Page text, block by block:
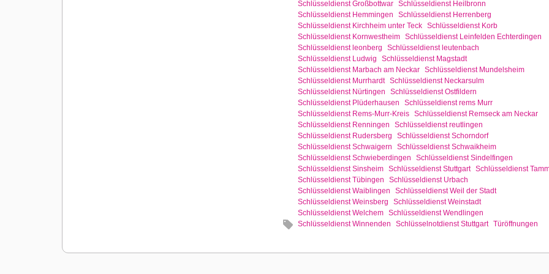
Schlüsseldienst Großbottwar Schlüsseldienst Heilbronn
Schlüsseldienst Hemmingen
Schlüsseldienst Herrenberg
Schlüsseldienst Kirchheim unter Teck Schlüsseldienst Korb
Schlüsseldienst Kornwestheim Schlüsseldienst Leinfelden Echterdingen
Schlüsseldienst leonberg
Schlüsseldienst leutenbach
Schlüsseldienst Ludwig
Schlüsseldienst Magstadt
Schlüsseldienst Marbach am Neckar Schlüsseldienst Mundelsheim
Schlüsseldienst Murrhardt Schlüsseldienst Neckarsulm
Schlüsseldienst Nürtingen
Schlüsseldienst Ostfildern
Schlüsseldienst Plüderhausen
Schlüsseldienst rems Murr
Schlüsseldienst Rems-Murr-Kreis Schlüsseldienst Remseck am Neckar
Schlüsseldienst Renningen
Schlüsseldienst reutlingen
Schlüsseldienst Rudersberg
Schlüsseldienst Schorndorf
Schlüsseldienst Schwaigern
Schlüsseldienst Schwaikheim
Schlüsseldienst Schwieberdingen
Schlüsseldienst Sindelfingen
Schlüsseldienst Sinsheim Schlüsseldienst Stuttgart Schlüsseldienst
Schlüsseldienst Tübingen
Schlüsseldienst Urbach
Schlüsseldienst Waiblingen
Schlüsseldienst Weil der Stadt
Schlüsseldienst Weinsberg
Schlüsseldienst Weinstadt
Schlüsseldienst Welchem Schlüsseldienst Wendlingen
Schlüsseldienst Winnenden
Schlüsselnotdienst Stuttgart Türöffnungen